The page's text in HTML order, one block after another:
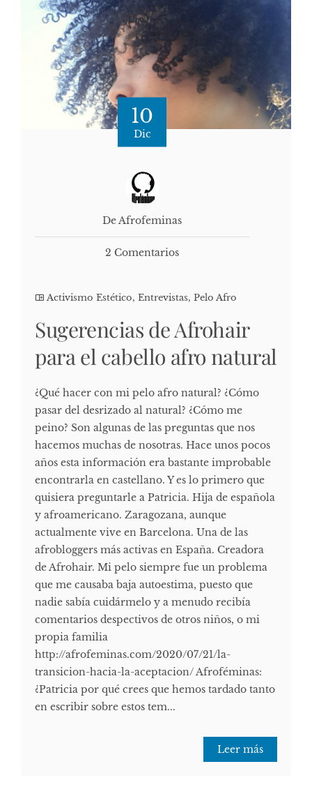
10
Dic
De Afrofeminas
2 Comentarios
Activismo Estético, Entrevistas, Pelo Afro
Sugerencias de Afrohair
para el cabello afro natural
¿Qué hacer con mi pelo afro natural? ¿Cómo
pasar del desrizado al natural? ¿Cómo me
peino? Son algunas de las preguntas que nos
hacemos muchas de nosotras. Hace unos pocos
años esta información era bastante improbable
encontrarla en castellano. Y es lo primero que
quisiera preguntarle a Patricia. Hija de española
y afroamericano. Zaragozana, aunque
actualmente vive en Barcelona. Una de las
afrobloggers más activas en España. Creadora
de Afrohair. Mi pelo siempre fue un problema
que me causaba baja autoestima, puesto que
nadie sabía cuidármelo y a menudo recibía
comentarios despectivos de otros niños, o mi
propia familia
http://afrofeminas.com/2020/07/21/la-
transicion-hacia-la-aceptacion/ Afroféminas:
¿Patricia por qué crees que hemos tardado tanto
en escribir sobre estos tem...
Leer más